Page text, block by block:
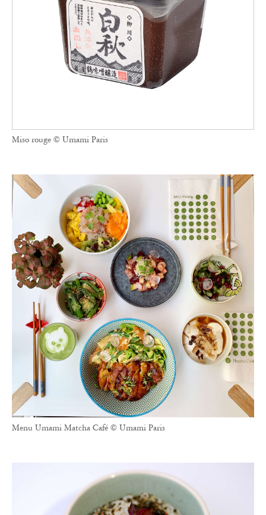
Miso rouge © Umami Paris
Menu Umami Matcha Café © Umami Paris